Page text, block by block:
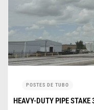
POSTES DE TUBO
HEAVY-DUTY PIPE